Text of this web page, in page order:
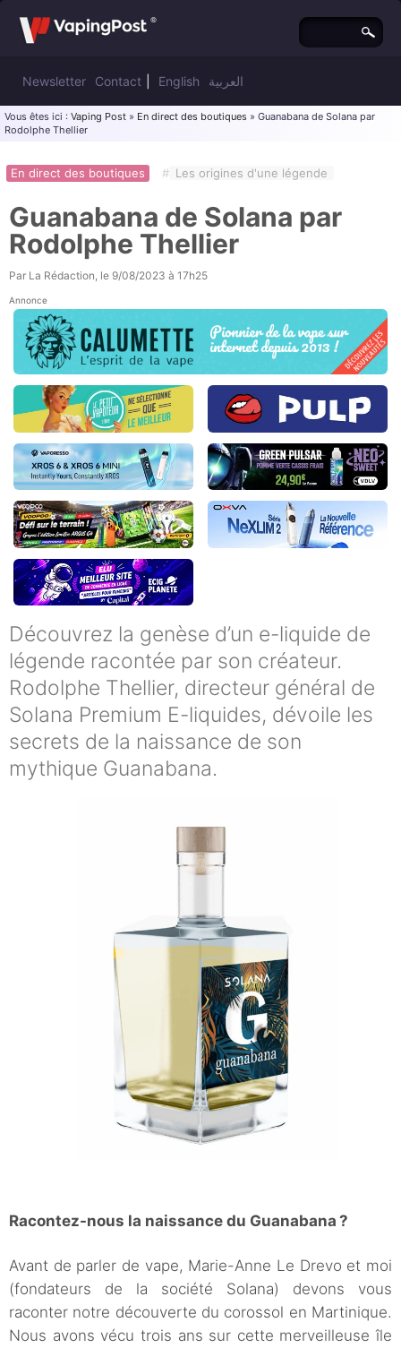
Newsletter Contact English العربية
Vous êtes ici : Vaping Post » En direct des boutiques » Guanabana de Solana par
Rodolphe Thellier
En direct des boutiques # Les origines d'une légende
Guanabana de Solana par
Rodolphe Thellier
Par La Rédaction, le 9/08/2023 à 17h25
Annonce
Découvrez la genèse d’un e-liquide de
légende racontée par son créateur.
Rodolphe Thellier, directeur général de
Solana Premium E-liquides, dévoile les
secrets de la naissance de son
mythique Guanabana.
Racontez-nous la naissance du Guanabana ?
Avant de parler de vape, Marie-Anne Le Drevo et moi
(fondateurs de la société Solana) devons vous
raconter notre découverte du corossol en Martinique.
Nous avons vécu trois ans sur cette merveilleuse île